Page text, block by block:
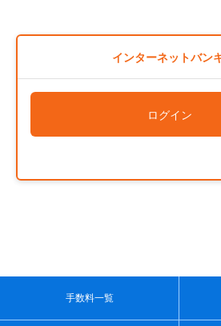
インターネットバン
ログイン
手数料一覧